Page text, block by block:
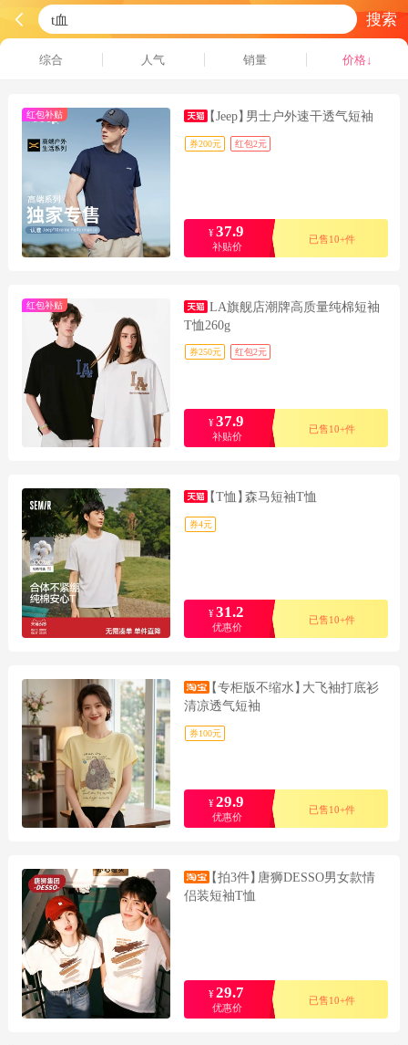
搜索
综合 人气 销量 价格↓
红包补贴 【Jeep】男士户外速干透气短袖
券200元 红包2元
¥ 37.9
补贴价
已售10+件
红包补贴
LA旗舰店潮牌高质量纯棉短袖
T恤260g
券250元 红包2元
¥ 37.9
补贴价
已售10+件
【T恤】森马短袖T恤
券4元
¥ 31.2
优惠价
已售10+件
【专柜版不缩水】大飞袖打底衫
清凉透气短袖
券100元
¥ 29.9
优惠价
已售10+件
【拍3件】唐狮DESSO男女款情
侣装短袖T恤
¥ 29.7
优惠价
已售10+件